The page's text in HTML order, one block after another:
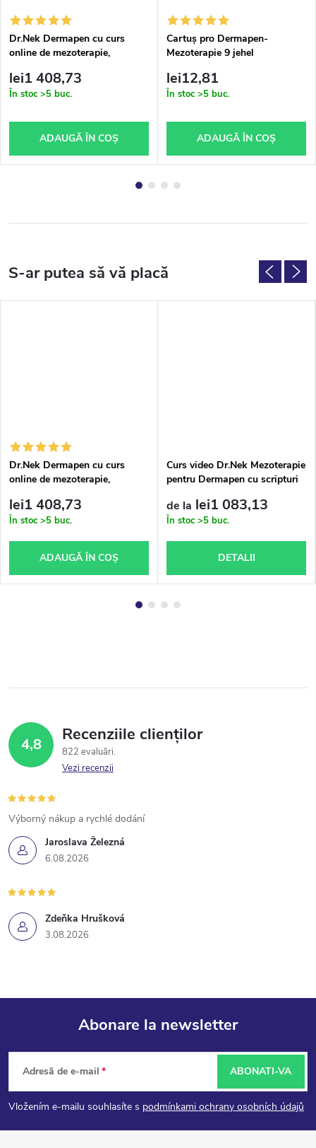
Dr.Nek Dermapen cu curs
online de mezoterapie,
și ser Dr.Nek Anti-Ageing
GRATUIT – versiune tipărită
lei1 408,73
În stoc >5 buc.
ADAUGĂ ÎN COŞ
Cartuș pro Dermapen-
Mezoterapie 9 jehel
lei12,81
În stoc >5 buc.
ADAUGĂ ÎN COŞ
Dr.Nek Dermapen cu curs
online de mezoterapie,
și ser Dr.Nek Anti-Ageing
GRATUIT – versiune tipărită
lei1 408,73
În stoc >5 buc.
ADAUGĂ ÎN COŞ
Curs video Dr.Nek Mezoterapie
pentru Dermapen cu scripturi
de la lei1 083,13
În stoc >5 buc.
DETALII
4,8 Recenziile clienților
822 evaluări
Vezi recenzii
Jaroslava Železná
6.08.2026
Výborný nákup a rychlé dodání
Zdeňka Hrušková
3.08.2026
S
u
b
Abonare la newsletter
Adresă de e-mail
Vložením e-mailu souhlasíte s podmínkami ochrany osobních údajů
ABONATI-VA